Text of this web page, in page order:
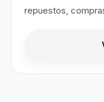
repuestos,